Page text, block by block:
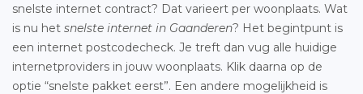
snelste internet contract? Dat varieert per woonplaats. Wat
is nu het snelste internet in Gaanderen? Het begintpunt is
een internet postcodecheck. Je treft dan vug alle huidige
internetproviders in jouw woonplaats. Klik daarna op de
optie “snelste pakket eerst”. Een andere mogelijkheid is